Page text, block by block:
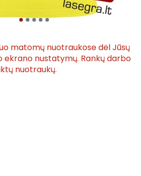
matomų nuotraukose dėl Jūsų
nustatymų. Rankų darbo
nuotraukų.